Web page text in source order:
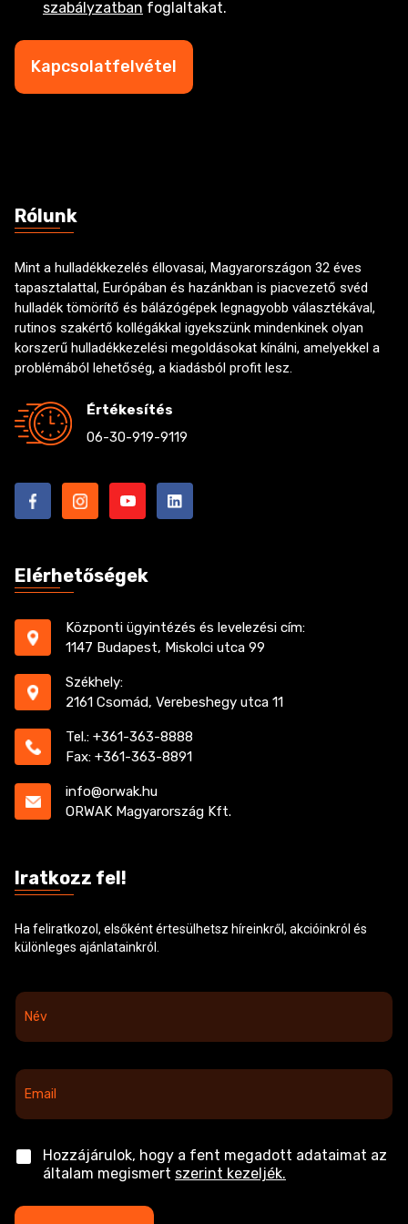
z
m
c
o
szabályzatban foglaltakat.
Kapcsolatfelvétel
Rólunk
Mint a hulladékkezelés éllovasai, Magyarországon 32 éves
tapasztalattal, Európában és hazánkban is piacvezető svéd
hulladék tömörítő és bálázógépek legnagyobb választékával,
rutinos szakértő kollégákkal igyekszünk mindenkinek olyan
korszerű hulladékkezelési megoldásokat kínálni, amelyekkel a
problémából lehetőség, a kiadásból profit lesz.
Értékesítés
06-30-919-9119
Elérhetőségek
Központi ügyintézés és levelezési cím:
1147 Budapest, Miskolci utca 99
Székhely:
2161 Csomád, Verebeshegy utca 11
Tel.: +361-363-8888
Fax: +361-363-8891
info@orwak.hu
ORWAK Magyarország Kft.
Iratkozz fel!
Ha feliratkozol, elsőként értesülhetsz híreinkről, akcióinkról és
különleges ajánlatainkról.
N
v
E
m
a
l
*
C
c
Hozzájárulok, hogy a fent megadott adataimat az
általam megismert szerint kezeljék.